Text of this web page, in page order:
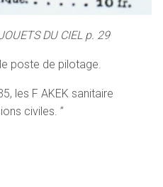
DU CIEL p. 29
poste de pilotage.
les F AKEK sanitaire
civiles. ”